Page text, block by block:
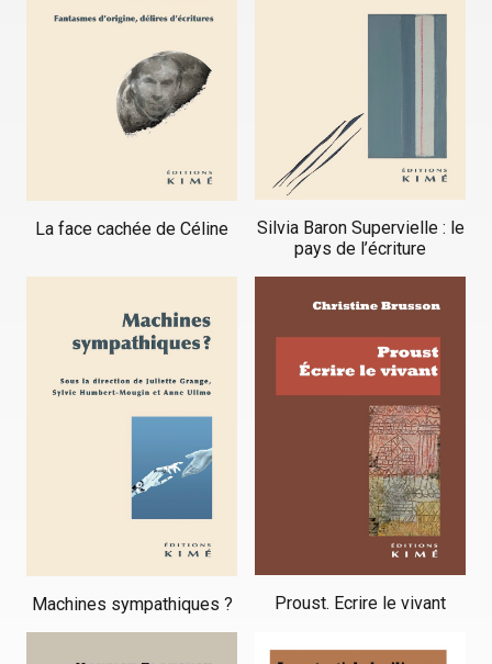
La face cachée de Céline
Silvia Baron Supervielle : le
pays de l’écriture
Machines sympathiques ? Proust. Ecrire le vivant